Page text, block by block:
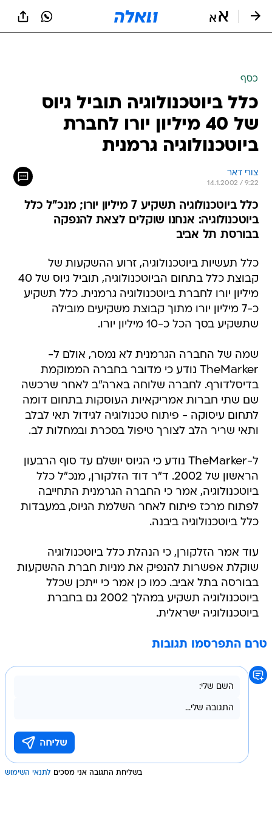
כסף
כלל ביוטכנולוגיה תוביל גיוס
של 40 מיליון יורו לחברת
ביוטכנולוגיה גרמנית
צורי דאר
14.1.2002 / 9:22
כלל ביוטכנולוגיה תשקיע 7 מיליון יורו; מנכ"ל כלל
ביוטכנולוגיה: אנחנו שוקלים לצאת להנפקה
בבורסת תל אביב
כלל תעשיות ביוטכנולוגיה, זרוע ההשקעות של
קבוצת כלל בתחום הביוטכנולוגיה, תוביל גיוס של 40
מיליון יורו לחברת ביוטכנולוגיה גרמנית. כלל תשקיע
כ-7 מיליון יורו מתוך קבוצת משקיעים מובילה
שתשקיע בסך הכל כ-10 מיליון יורו.
שמה של החברה הגרמנית לא נמסר, אולם ל-
TheMarker נודע כי מדובר בחברה הממוקמת
בדיסלדורף. לחברה שלוחה בארה"ב לאחר שרכשה
שם שתי חברות אמריקאיות העוסקות בתחום דומה
לתחום עיסוקה - פיתוח טכנולוגיה לגידול תאי לבלב
ותאי שריר הלב לצורך טיפול בסכרת ובמחלות לב.
ל-TheMarker נודע כי הגיוס יושלם עד סוף הרבעון
הראשון של 2002. ד"ר דוד הזלקורן, מנכ"ל כלל
ביוטכנולוגיה, אמר כי החברה הגרמנית התחייבה
לפתוח מרכז פיתוח לאחר השלמת הגיוס, במעבדות
כלל ביוטכנולוגיה ביבנה.
עוד אמר הזלקורן, כי הנהלת כלל ביוטכנולוגיה
שוקלת אפשרות להנפיק את מניות חברת ההשקעות
בבורסה בתל אביב. כמו כן אמר כי ייתכן שכלל
ביוטכנולוגיה תשקיע במהלך 2002 גם בחברת
ביוטכנולוגיה ישראלית.
טרם התפרסמו תגובות
בשליחת התגובה אני מסכים לתנאי השימוש